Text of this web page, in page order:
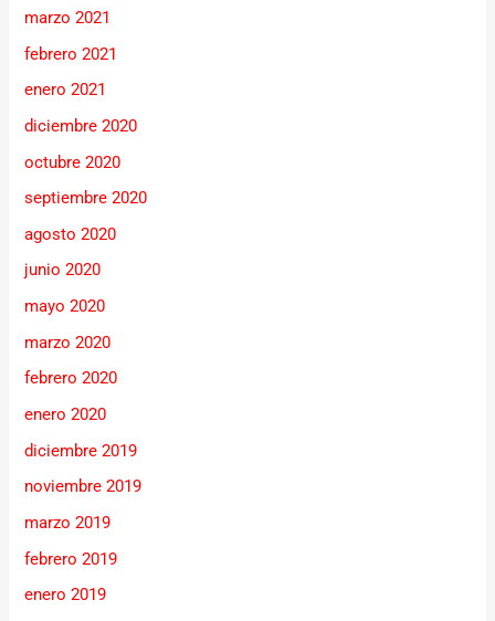
marzo 2021
febrero 2021
enero 2021
diciembre 2020
octubre 2020
septiembre 2020
agosto 2020
junio 2020
mayo 2020
marzo 2020
febrero 2020
enero 2020
diciembre 2019
noviembre 2019
marzo 2019
febrero 2019
enero 2019